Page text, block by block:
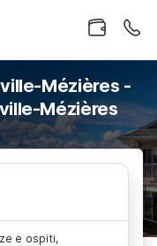
Mézières -
Mézières
e ospiti,